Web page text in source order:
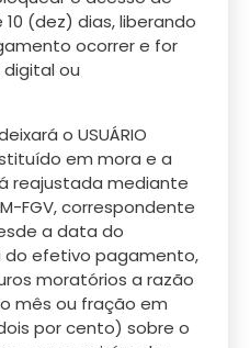
10 (dez) dias, liberando
ocorrer e for
ou
o USUÁRIO
em mora e a
reajustada mediante
FGV, correspondente
a data do
efetivo pagamento,
moratórios a razão
mês ou fração em
por cento) sobre o